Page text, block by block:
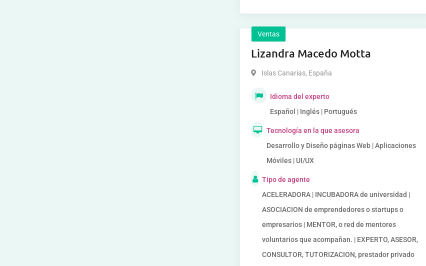
Ventas
Lizandra Macedo Motta
Islas Canarias, España
Idioma del experto
Español | Inglés | Portugués
Tecnología en la que asesora
Desarrollo y Diseño páginas Web | Aplicaciones
Móviles | UI/UX
Tipo de agente
ACELERADORA | INCUBADORA de universidad |
ASOCIACION de emprendedores o startups o
empresarios | MENTOR, o red de mentores
voluntarios que acompañan. | EXPERTO, ASESOR,
CONSULTOR, TUTORIZACION, prestador privado